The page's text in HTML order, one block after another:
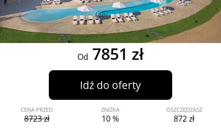
Od 7851 zł
Idź do oferty
CENA PRZED
8723 zł
ZNIŻKA
10 %
OSZCZĘDZASZ
872 zł